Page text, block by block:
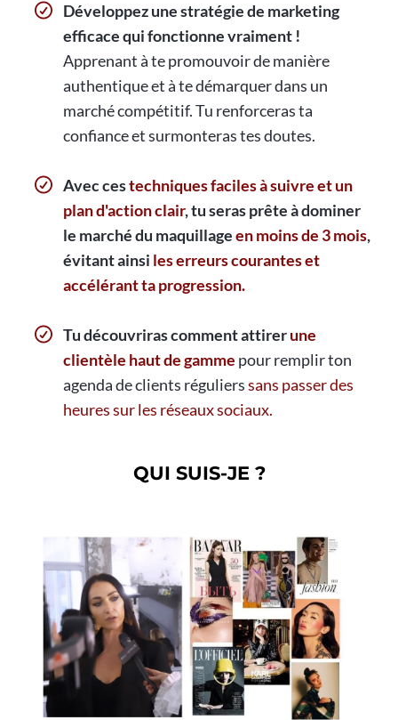
Développez une stratégie de marketing
efficace qui fonctionne vraiment !
Apprenant à te promouvoir de manière
authentique et à te démarquer dans un
marché compétitif. Tu renforceras ta
confiance et surmonteras tes doutes.
Avec cestechniques faciles à suivre et un
plan d'action clair, tu seras prête à dominer
le marché du maquillageen moins de 3 mois,
évitant ainsi les erreurs courantes et
accélérant ta progression.
Tu découvriras comment attirerune
clientèle haut de gamme pour remplir ton
agenda de clients régulierssans passer des
heures sur les réseaux sociaux.
QUI SUIS-JE ?